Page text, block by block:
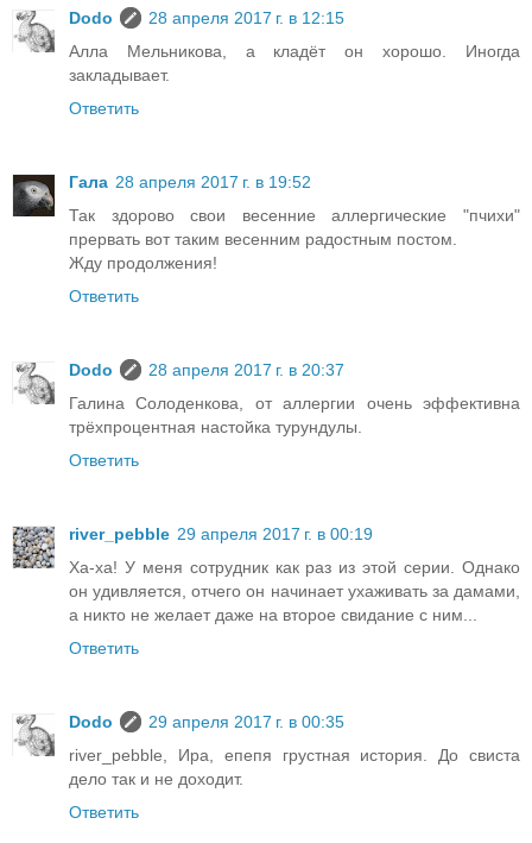
Dodo
28 апреля 2017 г. в 12:15
Алла Мельникова, а кладёт он хорошо. Иногда
закладывает.
Ответить
Гала 28 апреля 2017 г. в 19:52
Так здорово свои весенние аллергические "пчихи"
прервать вот таким весенним радостным постом.
Жду продолжения!
Ответить
Dodo
28 апреля 2017 г. в 20:37
Галина Солоденкова, от аллергии очень эффективна
трёхпроцентная настойка турундулы.
Ответить
river_pebble 29 апреля 2017 г. в 00:19
Ха-ха! У меня сотрудник как раз из этой серии. Однако
он удивляется, отчего он начинает ухаживать за дамами,
а никто не желает даже на второе свидание с ним...
Ответить
Dodo
29 апреля 2017 г. в 00:35
river_pebble, Ира, епепя грустная история. До свиста
дело так и не доходит.
Ответить